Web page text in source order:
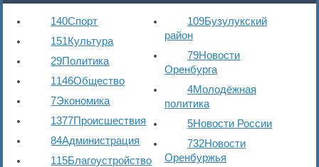
140Спорт
151Культура
29Политика
1146Общество
7Экономика
1377Происшествия
84Администрация
115Благоустройство
109Бузулукский
район
79Новости
Оренбурга
4Молодёжная
политика
5Новости России
732Новости
Оренбуржья